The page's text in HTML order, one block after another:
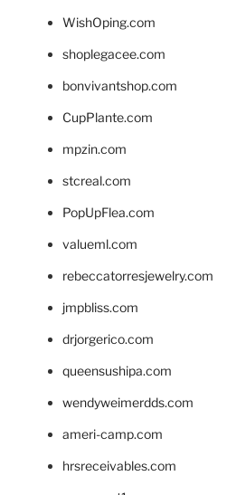
WishOping.com
shoplegacee.com
bonvivantshop.com
CupPlante.com
mpzin.com
stcreal.com
PopUpFlea.com
valueml.com
rebeccatorresjewelry.com
jmpbliss.com
drjorgerico.com
queensushipa.com
wendyweimerdds.com
ameri-camp.com
hrsreceivables.com